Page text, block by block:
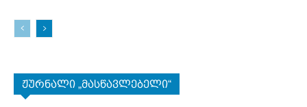
ჟურნალი „მასწავლებელი“